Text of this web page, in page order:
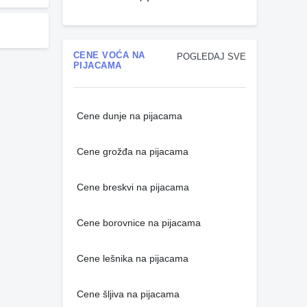
POGLEDAJ SVE
CENE VOĆA NA
PIJACAMA
Cene dunje na pijacama
Cene grožđa na pijacama
Cene breskvi na pijacama
Cene borovnice na pijacama
Cene lešnika na pijacama
Cene šljiva na pijacama